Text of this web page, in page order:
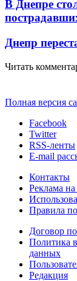
В Днепре
Днепр
Читать
Полная версия
Facebook
Twitter
RSS-ленты
E-mail
Контакты
Реклама на
Правила
Договор
Политика
данных
Редакция